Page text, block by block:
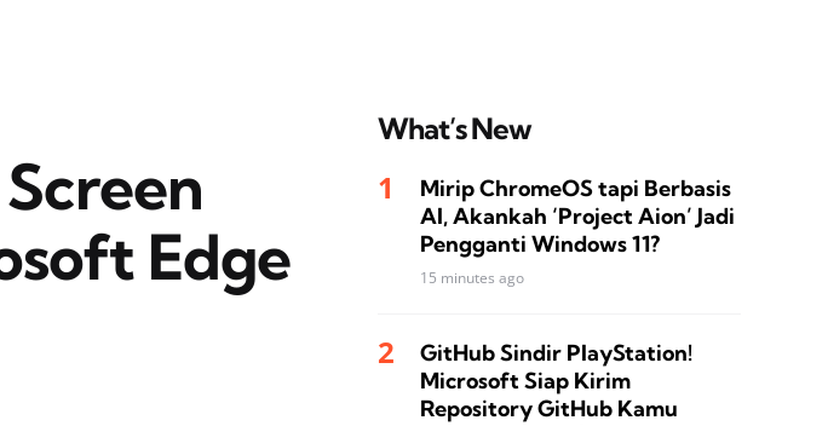
Edge
What’s New
Mirip ChromeOS tapi Berbasis
AI, Akankah ‘Project Aion’ Jadi
Pengganti Windows 11?
15 minutes ago
GitHub Sindir PlayStation!
Microsoft Siap Kirim
Repository GitHub Kamu